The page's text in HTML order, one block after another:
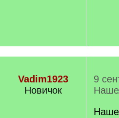
Vadim1923
Новичок
9